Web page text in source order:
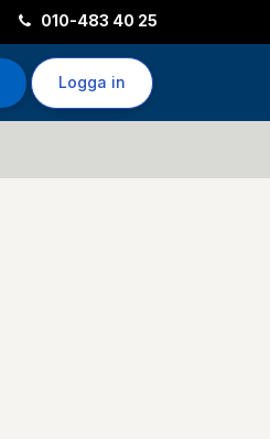
010-483 40 25
Logga in